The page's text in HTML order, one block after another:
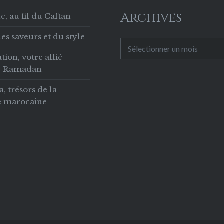
au fil du Caftan
saveurs et du style
votre allié
trésors de la
marocaine
Archives